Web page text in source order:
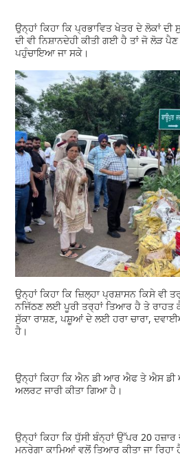
ਉਨ੍ਹਾਂ ਕਿਹਾ ਕਿ ਪ੍ਰਭਾਵਿਤ ਖੇਤਰ ਦੇ ਲੋਕਾਂ
ਦੀ ਵੀ ਨਿਸ਼ਾਨਦੇਹੀ ਕੀਤੀ ਗਈ ਹੈ ਤਾਂ ਜੋ ਲੋੜ
ਪਹੁੰਚਾਇਆ ਜਾ ਸਕੇ।
ਉਨ੍ਹਾਂ ਕਿਹਾ ਕਿ ਜ਼ਿਲ੍ਹਾ ਪ੍ਰਸ਼ਾਸਨ ਕਿਸੇ ਵੀ
ਨਜਿੱਠਣ ਲਈ ਪੂਰੀ ਤਰ੍ਹਾਂ ਤਿਆਰ ਹੈ ਤੇ ਰਾਹਤ
ਸੁੱਕਾ ਰਾਸ਼ਣ, ਪਸ਼ੂਆਂ ਦੇ ਲਈ ਹਰਾ ਚਾਰਾ,
ਹੈ।
ਉਨ੍ਹਾਂ ਕਿਹਾ ਕਿ ਐਨ ਡੀ ਆਰ ਐਫ ਤੇ ਐਸ
ਅਲਰਟ ਜਾਰੀ ਕੀਤਾ ਗਿਆ ਹੈ।
ਉਨ੍ਹਾਂ ਕਿਹਾ ਕਿ ਧੁੱਸੀ ਬੰਨ੍ਹਾਂ ਉੱਪਰ 20
ਮਨਰੇਗਾ ਕਾਮਿਆਂ ਵਲੋਂ ਤਿਆਰ ਕੀਤਾ ਜਾ ਰਿਹਾ